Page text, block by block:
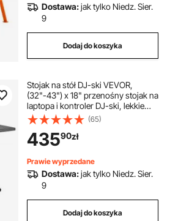
Dostawa:jak tylko Niedz. Sier.
9
Dodaj do koszyka
Stojak na stół DJ-ski VEVOR,
(32"-43") x 18" przenośny stojak na
laptopa i kontroler DJ-ski, lekkie
biurko DJ-skie, stanowisko DJ-
skie, regulowany na wysokość
stojak DJ-ski, składany stojak na
klawiaturę z podwójnym
krzyżakiem i blatem, stojak na
mikser audio
(65)
43590zł
Prawie wyprzedane
Dostawa:jak tylko Niedz. Sier.
9
Dodaj do koszyka